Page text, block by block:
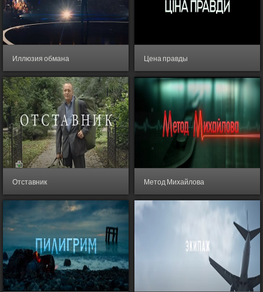
Иллюзия обмана
2013,США,Франция- Детектив,
Криминал, Триллер
Цена правды
2019,Украина,Великобритания,
Польша- История, Триллер
Отставник
2009,Россия- Триллер
Метод Михайлова
2021,Россия- Драма, Триллер